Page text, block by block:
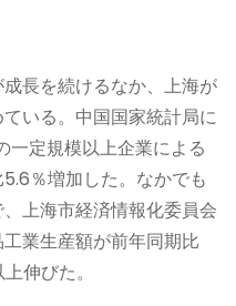
長を続けるなか、上海が
いる。中国国家統計局に
一定規模以上企業による
％増加した。なかでも
上海市経済情報化委員会
業生産額が前年同期比
伸びた。